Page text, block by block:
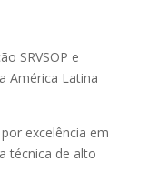
SRVSOP e
América Latina
excelência em
técnica de alto